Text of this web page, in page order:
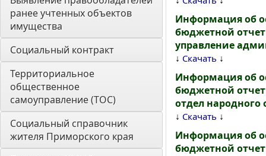
ранее учтенных объектов
имущества
Социальный контракт
Территориальное
общественное
самоуправление (ТОС)
Социальный справочник
жителя Приморского края
Информация об
бюджетной
управление
↓ Скачать ↓
Информация об
бюджетной
отдел народного
↓ Скачать ↓
Информация об
бюджетной